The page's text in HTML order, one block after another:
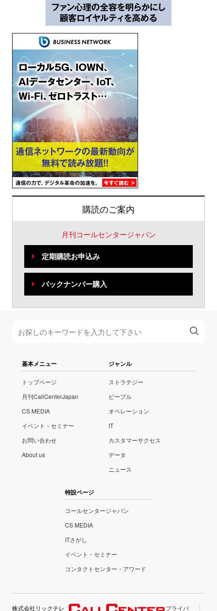
購読のご案内
月刊コールセンタージャパン
定期購読お申込み
バックナンバー購入
基本メニュー
トップページ
月刊CallCenterJapan
CS MEDIA
イベント・セミナー
お問い合わせ
About us
ジャンル
ストラテジー
ピープル
オペレーション
IT
カスタマーサクセス
データ
ニュース
特設ページ
コールセンタージャパン
CS MEDIA
ITさがし
イベント・セミナー
コンタクトセンター・アワード
株式会社リックテレ プライバ